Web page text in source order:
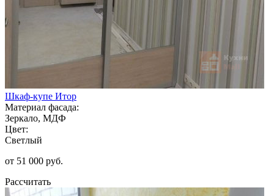
Шкаф-купе Итор
Материал фасада:
Зеркало, МДФ
Цвет:
Светлый
от 51 000 руб.
Рассчитать